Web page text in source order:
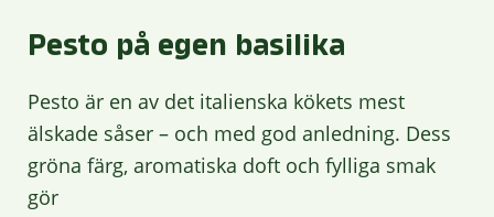
Pesto på egen basilika
Pesto är en av det italienska kökets mest
älskade såser – och med god anledning. Dess
gröna färg, aromatiska doft och fylliga smak
gör